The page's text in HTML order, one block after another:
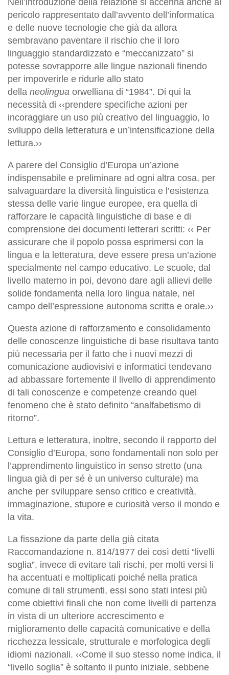
pericolo rappresentato dall’avvento dell’informatica
e delle nuove tecnologie che già da allora
sembravano paventare il rischio che il loro
linguaggio standardizzato e “meccanizzato” si
potesse sovrapporre alle lingue nazionali finendo
per impoverirle e ridurle allo stato
della neolingua orwelliana di “1984”. Di qui la
necessità di ‹‹prendere specifiche azioni per
incoraggiare un uso più creativo del linguaggio, lo
sviluppo della letteratura e un’intensificazione della
lettura.››
A parere del Consiglio d’Europa un’azione
indispensabile e preliminare ad ogni altra cosa, per
salvaguardare la diversità linguistica e l’esistenza
stessa delle varie lingue europee, era quella di
rafforzare le capacità linguistiche di base e di
comprensione dei documenti letterari scritti: ‹‹ Per
assicurare che il popolo possa esprimersi con la
lingua e la letteratura, deve essere presa un’azione
specialmente nel campo educativo. Le scuole, dal
livello materno in poi, devono dare agli allievi delle
solide fondamenta nella loro lingua natale, nel
campo dell’espressione autonoma scritta e orale.››
Questa azione di rafforzamento e consolidamento
delle conoscenze linguistiche di base risultava tanto
più necessaria per il fatto che i nuovi mezzi di
comunicazione audiovisivi e informatici tendevano
ad abbassare fortemente il livello di apprendimento
di tali conoscenze e competenze creando quel
fenomeno che è stato definito “analfabetismo di
ritorno”.
Lettura e letteratura, inoltre, secondo il rapporto del
Consiglio d’Europa, sono fondamentali non solo per
l’apprendimento linguistico in senso stretto (una
lingua già di per sé è un universo culturale) ma
anche per sviluppare senso critico e creatività,
immaginazione, stupore e curiosità verso il mondo e
la vita.
La fissazione da parte della già citata
Raccomandazione n. 814/1977 dei così detti “livelli
soglia”, invece di evitare tali rischi, per molti versi li
ha accentuati e moltiplicati poiché nella pratica
comune di tali strumenti, essi sono stati intesi più
come obiettivi finali che non come livelli di partenza
in vista di un ulteriore accrescimento e
miglioramento delle capacità comunicative e della
ricchezza lessicale, strutturale e morfologica degli
idiomi nazionali. ‹‹Come il suo stesso nome indica, il
“livello soglia” è soltanto il punto iniziale, sebbene